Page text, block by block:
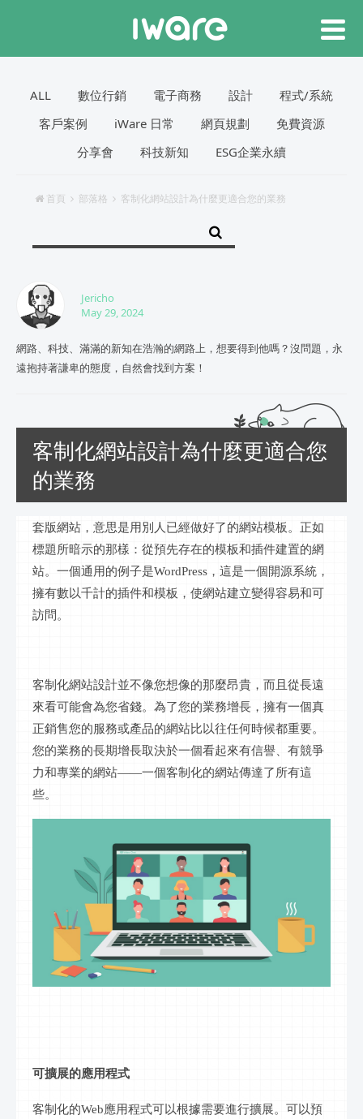
ALL 數位行銷 電子商務 設計
程式/系統
客戶案例
iWare 日常 網頁規劃
免費資源
分享會
科技新知 ESG企業永續
首頁 部落格 客制化網站設計為什麼更適合您的業務
Jericho
May 29, 2024
網路、科技、滿滿的新知在浩瀚的網路上，想要得到他嗎？沒問題，永
遠抱持著謙卑的態度，自然會找到方案！
客制化網站設計為什麼更適合您
的業務
套版網站 ，意思是用別人已經做好了的網站模板。正如
標題所暗示的那樣：從預先存在的模板和插件建置的網
站。一個通用的例子是WordPress，這是一個開源系統，
擁有數以千計的插件和模板，使網站建立變得容易和可
訪問。
客制化網站設計並不像您想像的那麼昂貴，而且從長遠
來看可能會為您省錢。為了您的業務增長，擁有一個真
正銷售您的服務或產品的網站比以往任何時候都重要。
您的業務的長期增長取決於一個看起來有信譽、有競爭
力和專業的網站——一個客制化的網站傳達了所有這
些。
可擴展的應用程式
客制化的Web應用程式可以根據需要進行擴展。可以預